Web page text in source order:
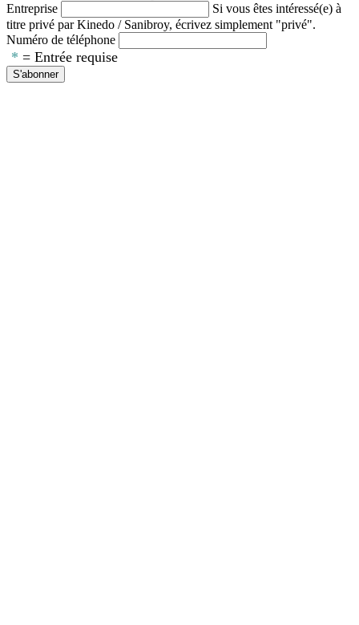
Entreprise
Si vous êtes intéressé(e) à
titre privé par Kinedo / Sanibroy, écrivez simplement "privé".
Numéro de téléphone
* = Entrée requise